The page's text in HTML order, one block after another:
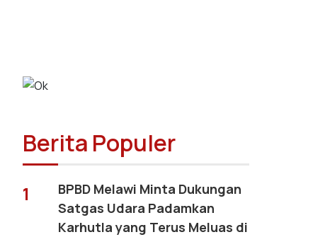
Berita Populer
1
BPBD Melawi Minta Dukungan
Satgas Udara Padamkan
Karhutla yang Terus Meluas di